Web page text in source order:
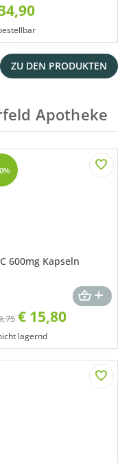
ZU DEN PRODUKTEN
Apotheke
600mg Kapseln
€ 15,80
lagernd